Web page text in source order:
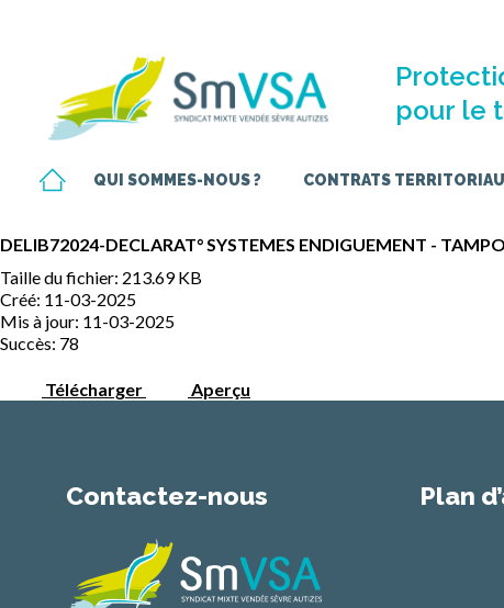
pour le
QUI SOMMES-NOUS ? CONTRATS
DELIB72024-DECLARAT° SYSTEMES ENDIGUEMENT -
Taille du fichier: 213.69 KB
Créé: 11-03-2025
Mis à jour: 11-03-2025
Succès: 78
Télécharger Aperçu
Contactez-nous Plan